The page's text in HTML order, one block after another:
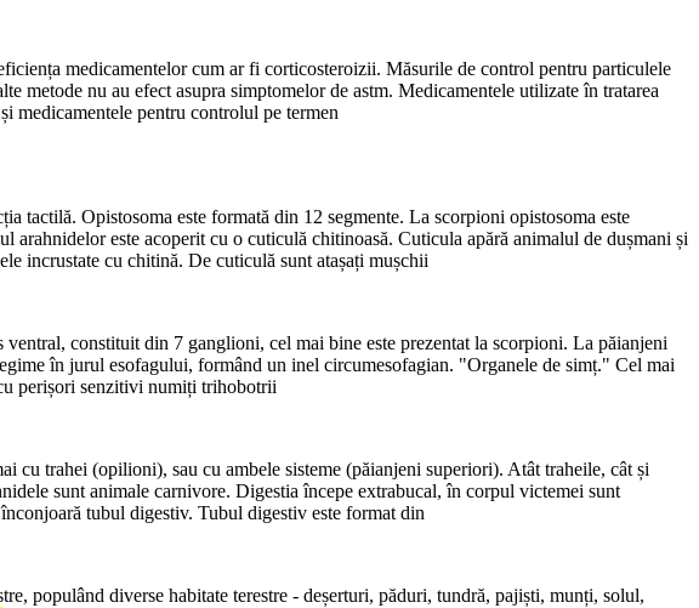
medicamentelor cum ar fi corticosteroizii. Măsurile de control pentru particulele
metode nu au efect asupra simptomelor de astm. Medicamentele utilizate în tratarea
medicamentele pentru controlul pe termen
tactilă. Opistosoma este formată din 12 segmente. La scorpioni opistosoma este
arahnidelor este acoperit cu o cuticulă chitinoasă. Cuticula apără animalul de dușmani și
incrustate cu chitină. De cuticulă sunt atașați mușchii
constituit din 7 ganglioni, cel mai bine este prezentat la scorpioni. La păianjeni
în jurul esofagului, formând un inel circumesofagian. "Organele de simț." Cel mai
perișori senzitivi numiți trihobotrii
cu trahei (opilioni), sau cu ambele sisteme (păianjeni superiori). Atât traheile, cât și
sunt animale carnivore. Digestia începe extrabucal, în corpul victemei sunt
tubul digestiv. Tubul digestiv este format din
populând diverse habitate terestre - deșerturi, păduri, tundră, pajiști, munți, solul,